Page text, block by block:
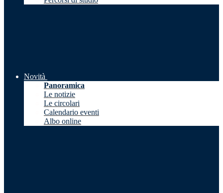
Novità
Panoramica
Le notizie
Le circolari
Calendario eventi
Albo online